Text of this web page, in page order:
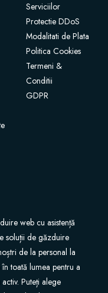
Serviciilor
Protectie DDoS
Modalitati de Plata
Politica Cookies
Termeni &
Conditii
GDPR
web cu asistență
soluții de găzduire
de la personal la
toată lumea pentru a
Puteți alege